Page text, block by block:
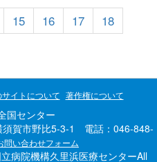
15 16 17
18
サイトについて 著作権について
国センター
賀市野比5-3-1 電話：046-848-
問い合わせフォーム
病院機構久里浜医療センターAll